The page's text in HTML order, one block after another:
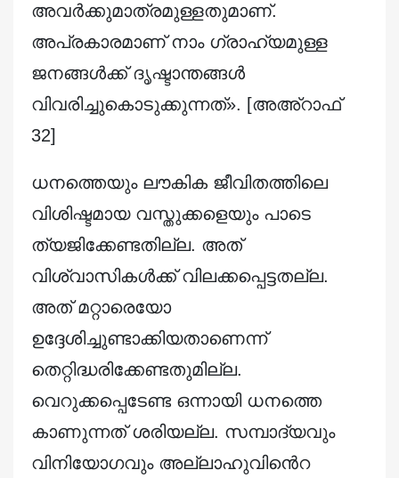
അവര്‍ക്കുമാത്രമുള്ളതുമാണ്‌.
അപ്രകാരമാണ് നാം ഗ്രാഹ്യമുള്ള
ജനങ്ങൾക്ക് ദൃഷ്ടാന്തങ്ങൾ
വിവരിച്ചുകൊടുക്കുന്നത്». [അഅ്റാഫ്
32]
ധനത്തെയും ലൗകിക ജീവിതത്തിലെ
വിശിഷ്ടമായ വസ്തുക്കളെയും പാടെ
ത്യജിക്കേണ്ടതില്ല. അത്
വിശ്വാസികൾക്ക് വിലക്കപ്പെട്ടതല്ല.
അത് മറ്റാരെയോ
ഉദ്ദേശിച്ചുണ്ടാക്കിയതാണെന്ന്
തെറ്റിദ്ധരിക്കേണ്ടതുമില്ല.
വെറുക്കപ്പെടേണ്ട ഒന്നായി ധനത്തെ
കാണുന്നത് ശരിയല്ല. സമ്പാദ്യവും
വിനിയോഗവും അല്ലാഹുവിൻെറ